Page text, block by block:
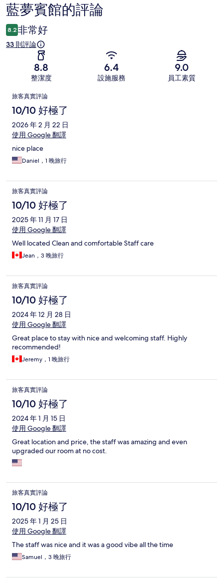
評
論
藍夢賓館的評論
8.2 非常好
33 則評論
8.8
整潔度
6.4
設施服務
9.0
員工素質
評
論
旅客真實評論
10/10 好極了
2026 年 2 月 22 日
使用 Google 翻譯
nice place
Daniel，1 晚旅行
旅客真實評論
10/10 好極了
2025 年 11 月 17 日
使用 Google 翻譯
Well located Clean and comfortable Staff care
Jean，3 晚旅行
旅客真實評論
10/10 好極了
2024 年 12 月 28 日
使用 Google 翻譯
Great place to stay with nice and welcoming staff. Highly
recommended!
Jeremy，1 晚旅行
旅客真實評論
10/10 好極了
2024 年 1 月 15 日
使用 Google 翻譯
Great location and price, the staff was amazing and even
upgraded our room at no cost.
旅客真實評論
10/10 好極了
2025 年 1 月 25 日
使用 Google 翻譯
The staff was nice and it was a good vibe all the time
Samuel，3 晚旅行